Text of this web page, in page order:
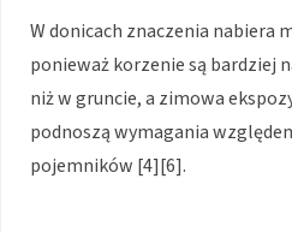
W donicach znaczenia nabiera
ponieważ korzenie są bardziej
niż w gruncie, a zimowa
podnoszą wymagania
pojemników [4][6].